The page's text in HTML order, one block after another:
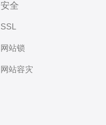
安全
SSL
网站锁
网站容灾